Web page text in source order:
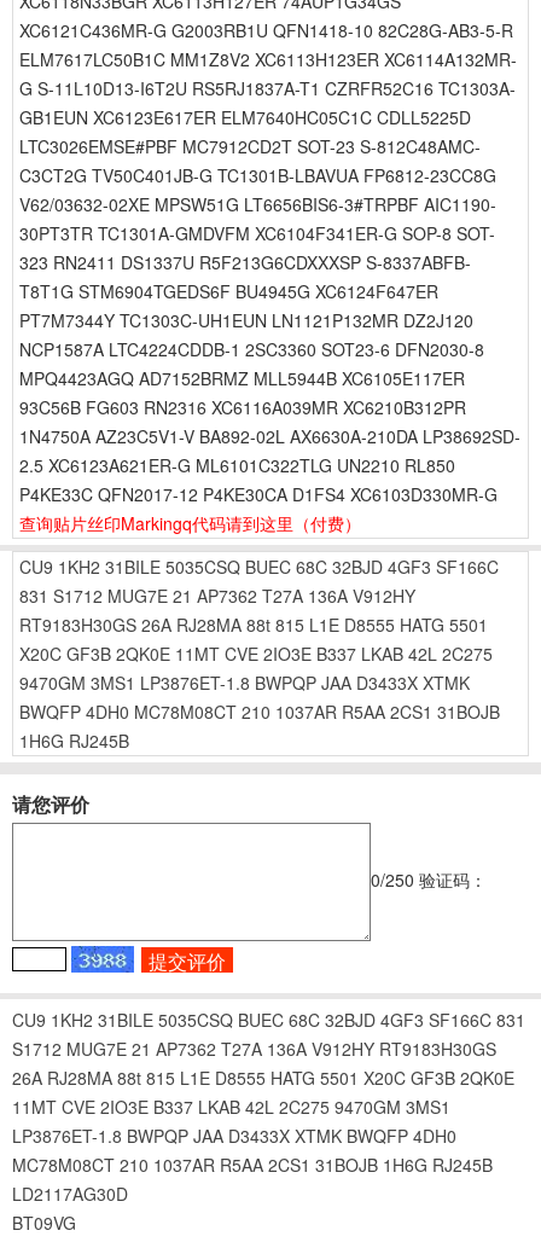
XC6121C436MR-G G2003RB1U QFN1418-10 82C28G-AB3-5-R
ELM7617LC50B1C MM1Z8V2 XC6113H123ER XC6114A132MR-
G S-11L10D13-I6T2U RS5RJ1837A-T1 CZRFR52C16 TC1303A-
GB1EUN XC6123E617ER ELM7640HC05C1C CDLL5225D
LTC3026EMSE#PBF MC7912CD2T SOT-23 S-812C48AMC-
C3CT2G TV50C401JB-G TC1301B-LBAVUA FP6812-23CC8G
V62/03632-02XE MPSW51G LT6656BIS6-3#TRPBF AIC1190-
30PT3TR TC1301A-GMDVFM XC6104F341ER-G SOP-8 SOT-
323 RN2411 DS1337U R5F213G6CDXXXSP S-8337ABFB-
T8T1G STM6904TGEDS6F BU4945G XC6124F647ER
PT7M7344Y TC1303C-UH1EUN LN1121P132MR DZ2J120
NCP1587A LTC4224CDDB-1 2SC3360 SOT23-6 DFN2030-8
MPQ4423AGQ AD7152BRMZ MLL5944B XC6105E117ER
93C56B FG603 RN2316 XC6116A039MR XC6210B312PR
1N4750A AZ23C5V1-V BA892-02L AX6630A-210DA LP38692SD-
2.5 XC6123A621ER-G ML6101C322TLG UN2210 RL850
P4KE33C QFN2017-12 P4KE30CA D1FS4 XC6103D330MR-G
查询贴片丝印Markingq代码请到这里 （付费）
CU9 1KH2 31BILE 5035CSQ BUEC 68C 32BJD 4GF3 SF166C
831 S1712 MUG7E 21 AP7362 T27A 136A V912HY
RT9183H30GS 26A RJ28MA 88t 815 L1E D8555 HATG 5501
X20C GF3B 2QK0E 11MT CVE 2IO3E B337 LKAB 42L 2C275
9470GM 3MS1 LP3876ET-1.8 BWPQP JAA D3433X XTMK
BWQFP 4DH0 MC78M08CT 210 1037AR R5AA 2CS1 31BOJB
1H6G RJ245B
请您评价
0/250 验证码：
CU9 1KH2 31BILE 5035CSQ BUEC 68C 32BJD 4GF3 SF166C 831
S1712 MUG7E 21 AP7362 T27A 136A V912HY RT9183H30GS
26A RJ28MA 88t 815 L1E D8555 HATG 5501 X20C GF3B 2QK0E
11MT CVE 2IO3E B337 LKAB 42L 2C275 9470GM 3MS1
LP3876ET-1.8 BWPQP JAA D3433X XTMK BWQFP 4DH0
MC78M08CT 210 1037AR R5AA 2CS1 31BOJB 1H6G RJ245B
LD2117AG30D
BT09VG